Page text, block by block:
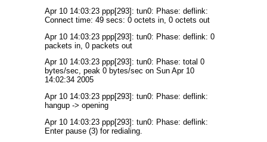
Apr 10 14:03:23 ppp[293]: tun0: Phase: deflink:
Connect time: 49 secs: 0 octets in, 0 octets out
Apr 10 14:03:23 ppp[293]: tun0: Phase: deflink: 0
packets in, 0 packets out
Apr 10 14:03:23 ppp[293]: tun0: Phase: total 0
bytes/sec, peak 0 bytes/sec on Sun Apr 10
14:02:34 2005
Apr 10 14:03:23 ppp[293]: tun0: Phase: deflink:
hangup -> opening
Apr 10 14:03:23 ppp[293]: tun0: Phase: deflink:
Enter pause (3) for redialing.